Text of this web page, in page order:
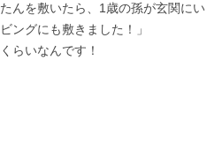
んを敷いたら、1歳の孫が玄関にい
ングにも敷きました！」
らいなんです！